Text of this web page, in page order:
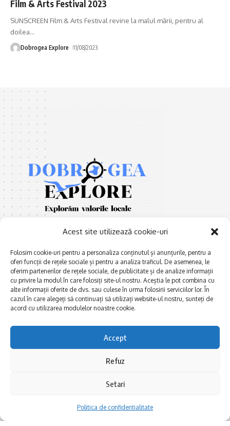
Acest site utilizează cookie-uri
Folosim cookie-uri pentru a personaliza conținutul și anunțurile, pentru a
oferi funcții de rețele sociale și pentru a analiza traficul. De asemenea, le
oferim partenerilor de rețele sociale, de publicitate și de analize informații
cu privire la modul în care folosiți site-ul nostru. Aceștia le pot combina cu
alte informații oferite de dvs. sau culese în urma folosirii serviciilor lor. În
cazul în care alegeți să continuați să utilizați website-ul nostru, sunteți de
acord cu utilizarea modulelor noastre cookie.
Accept
Refuz
Setari
Politica de confidentialitate
Film & Arts Festival 2023
SUNSCREEN Film & Arts Festival revine la malul mării, pentru al
doilea…
Dobrogea Explore 11/08/2023
E xplorăm Dobrogea,
Explorăm valorile locale:
Deltă, Litoral, cele mai mari
biserici și mănăstiri, cele mai
FRUMOASE POVEȘTI.
Afaceri și meșteșuguri
Actualitate